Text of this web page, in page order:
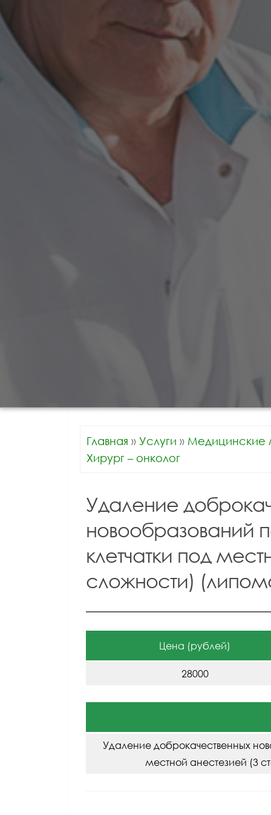
Главная » Услуги » Медицинские
Хирург – онколог
Удаление
новообразований
клетчатки под
сложности)
Цена (рублей)
28000
Удаление доброкачественных
местной анестезией (3